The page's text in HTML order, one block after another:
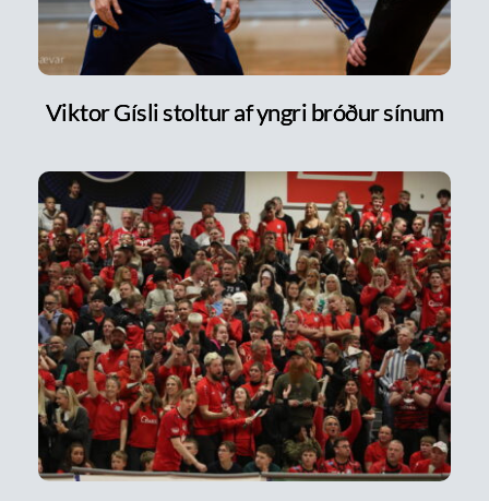
Viktor Gísli stoltur af yngri bróður sínum